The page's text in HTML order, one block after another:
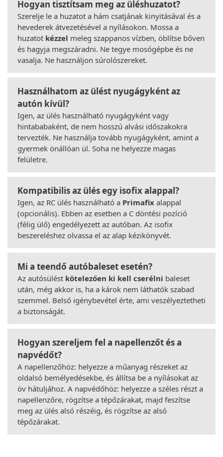
Hogyan tisztítsam meg az üléshuzatot?
Szerelje le a huzatot a hám csatjának kinyitásával és a
hevederek átvezetésével a nyílásokon. Mossa a
huzatot kézzel meleg szappanos vízben, öblítse bőven
és hagyja megszáradni. Ne tegye mosógépbe és ne
vasalja. Ne használjon súrolószereket.
Használhatom az ülést nyugágyként az
autón kívül?
Igen, az ülés használható nyugágyként vagy
hintababaként, de nem hosszú alvási időszakokra
tervezték. Ne használja tovább nyugágyként, amint a
gyermek önállóan ül. Soha ne helyezze magas
felületre.
Kompatibilis az ülés egy isofix alappal?
Igen, az RC ülés használható a Primafix alappal
(opcionális). Ebben az esetben a C döntési pozíció
(félig ülő) engedélyezett az autóban. Az isofix
beszereléshez olvassa el az alap kézikönyvét.
Mi a teendő autóbaleset esetén?
Az autósülést kötelezően ki kell cserélni baleset
után, még akkor is, ha a károk nem láthatók szabad
szemmel. Belső igénybevétel érte, ami veszélyeztetheti
a biztonságát.
Hogyan szereljem fel a napellenzőt és a
napvédőt?
A napellenzőhöz: helyezze a műanyag részeket az
oldalsó bemélyedésekbe, és állítsa be a nyílásokat az
öv hátuljához. A napvédőhöz: helyezze a széles részt a
napellenzőre, rögzítse a tépőzárakat, majd feszítse
meg az ülés alsó részéig, és rögzítse az alsó
tépőzárakat.